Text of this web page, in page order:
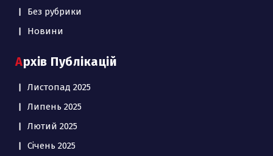
Без рубрики
Новини
Архів Публікацій
Листопад 2025
Липень 2025
Лютий 2025
Січень 2025